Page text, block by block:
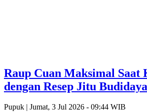
Raup Cuan Maksimal Saat
dengan Resep Jitu
Pupuk | Jumat, 3 Jul 2026 - 09:44 WIB